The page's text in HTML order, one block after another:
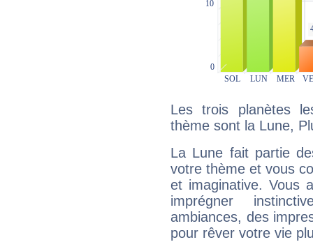
Les trois planètes
thème sont la Lune,
La Lune fait partie
votre thème et vous
et imaginative. Vous
imprégner
ambiances, des
pour rêver votre vie